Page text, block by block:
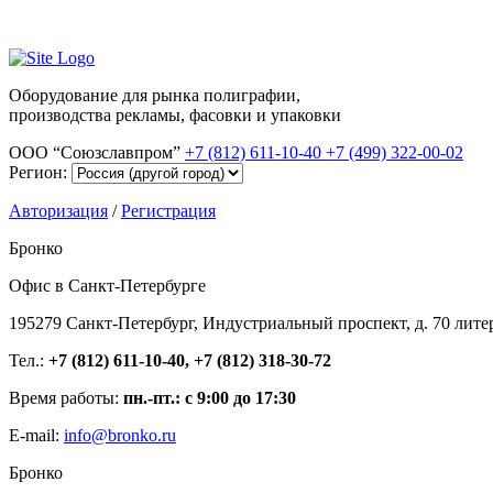
Оборудование для рынка полиграфии,
производства рекламы, фасовки и упаковки
ООО “Союзславпром” +7 (812) 611-10-40 +7 (499) 322-00-02
Регион:
Авторизация /Регистрация
Бронко
Офис в Санкт-Петербурге
195279 Санкт-Петербург, Индустриальный проспект, д. 70
Тел.: +7 (812) 611-10-40, +7 (812) 318-30-72
Время работы: пн.-пт.: с 9:00 до 17:30
E-mail: info@bronko.ru
Бронко